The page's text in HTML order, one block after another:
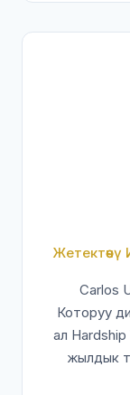
Carlos
Которуу
ал
жылдык